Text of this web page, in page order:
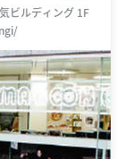
ビルディング 1F